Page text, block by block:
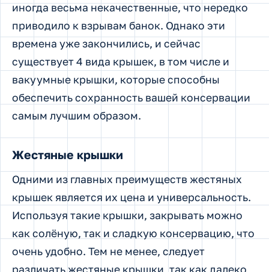
иногда весьма некачественные, что нередко
приводило к взрывам банок. Однако эти
времена уже закончились, и сейчас
существует 4 вида крышек, в том числе и
вакуумные крышки, которые способны
обеспечить сохранность вашей консервации
самым лучшим образом.
Жестяные крышки
Одними из главных преимуществ жестяных
крышек является их цена и универсальность.
Используя такие крышки, закрывать можно
как солёную, так и сладкую консервацию, что
очень удобно. Тем не менее, следует
различать жестяные крышки, так как далеко